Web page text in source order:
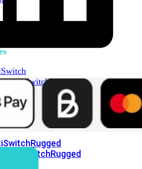
FortiSwitch
FortiSwitchRugged